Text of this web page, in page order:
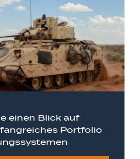
einen Blick auf
Portfolio